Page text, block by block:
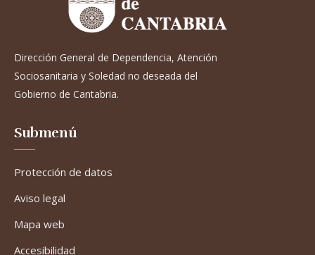
Dirección General de Dependencia, Atención
Sociosanitaria y Soledad no deseada del
Gobierno de Cantabria.
Submenú
Protección de datos
Aviso legal
Mapa web
Accesibilidad